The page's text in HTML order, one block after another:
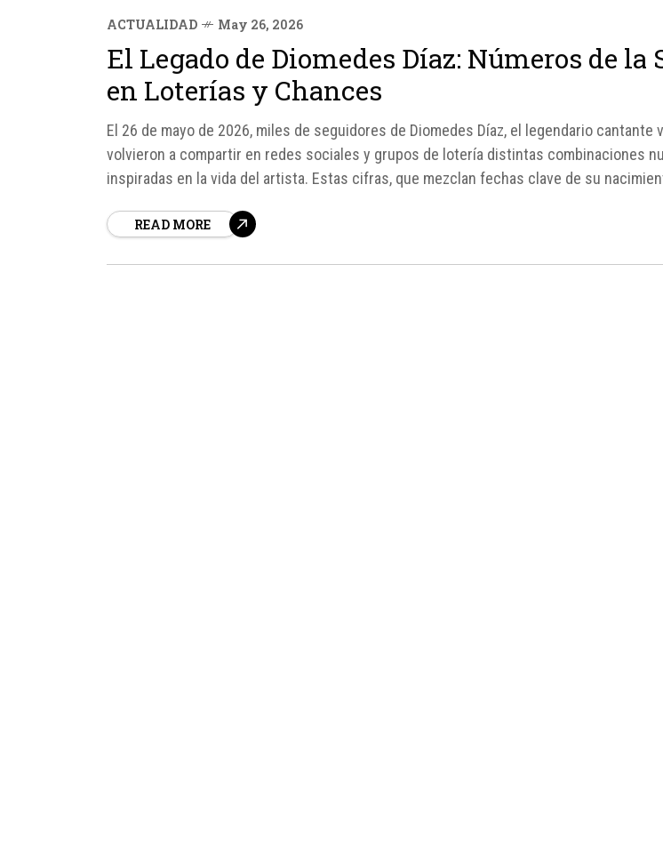
ACTUALIDAD May 26, 2026
El Legado de Diomedes Díaz: Números de la
en Loterías y Chances
El 26 de mayo de 2026, miles de seguidores de Diomedes Díaz, el legendario cantante
volvieron a compartir en redes sociales y grupos de lotería distintas combinaciones
inspiradas en la vida del artista. Estas cifras, que mezclan fechas clave de su
READ MORE